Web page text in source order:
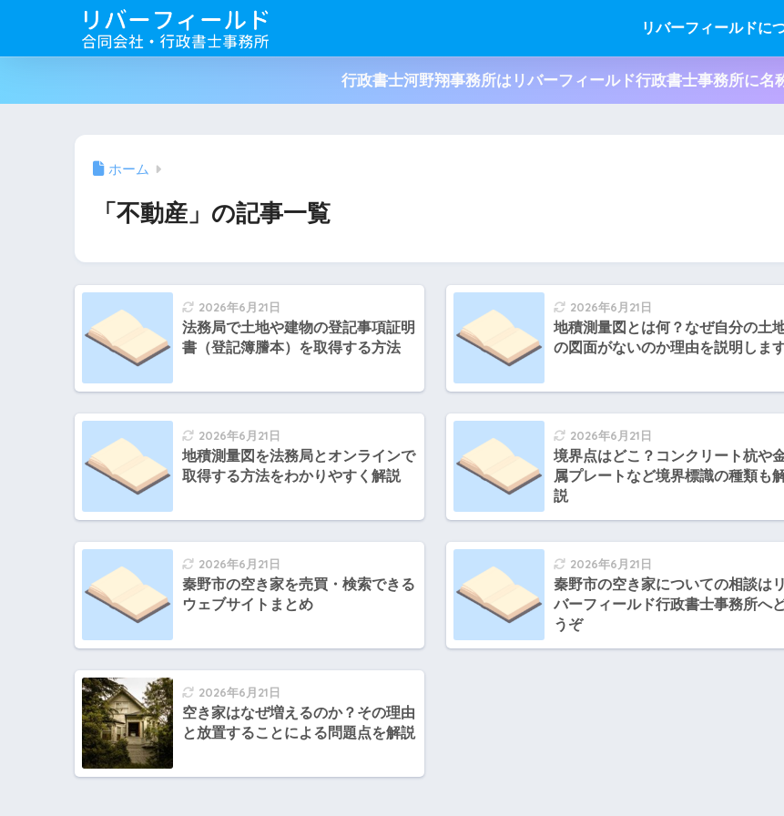
リバーフィールドに
行政書士河野翔事務所はリバーフィールド行政書士事務所に名
ホーム
「不動産」の記事一覧
2026年6月21日
法務局で土地や建物の登記事項証明
書（登記簿謄本）を取得する方法
2026年6月21日
地積測量図とは何？なぜ自分の土
の図面がないのか理由を説明しま
2026年6月21日
地積測量図を法務局とオンラインで
取得する方法をわかりやすく解説
2026年6月21日
境界点はどこ？コンクリート杭や
属プレートなど境界標識の種類も
説
2026年6月21日
秦野市の空き家を売買・検索できる
ウェブサイトまとめ
2026年6月21日
秦野市の空き家についての相談はリ
バーフィールド行政書士事務所へ
うぞ
2026年6月21日
空き家はなぜ増えるのか？その理由
と放置することによる問題点を解説